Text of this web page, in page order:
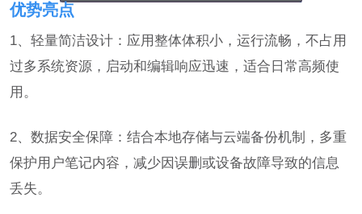
优势亮点
1、轻量简洁设计：应用整体体积小，运行流畅，不占用
过多系统资源，启动和编辑响应迅速，适合日常高频使
用。
2、数据安全保障：结合本地存储与云端备份机制，多重
保护用户笔记内容，减少因误删或设备故障导致的信息
丢失。